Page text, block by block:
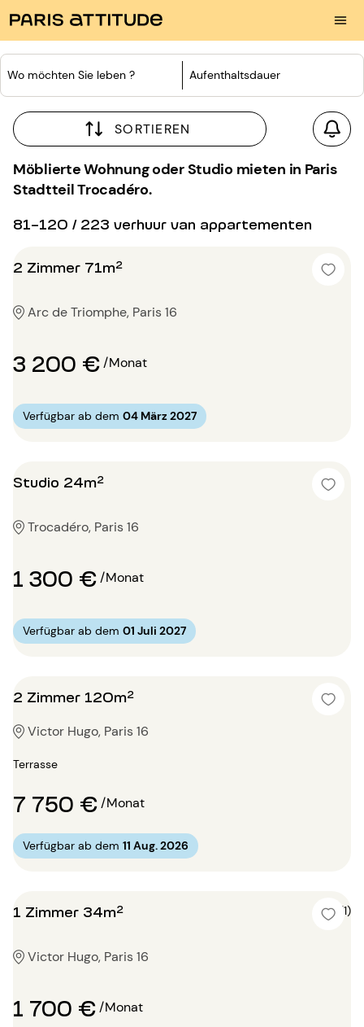
Wo möchten Sie leben ? Aufenthaltsdauer
SORTIEREN
Möblierte Wohnung oder Studio mieten in Paris
Stadtteil Trocadéro.
81-120 / 223 verhuur van appartementen
2 Zimmer 71m²
Arc de Triomphe, Paris 16
3 200 €/Monat
Verfügbar ab dem 04 März 2027
Studio 24m²
Trocadéro, Paris 16
1 300 €/Monat
Verfügbar ab dem 01 Juli 2027
2 Zimmer 120m²
Victor Hugo, Paris 16
Terrasse
7 750 €/Monat
Verfügbar ab dem 11 Aug. 2026
1 Zimmer 34m² 4 (1)
Victor Hugo, Paris 16
1 700 €/Monat